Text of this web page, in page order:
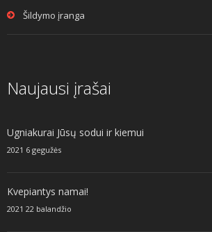
Šildymo įranga
Naujausi įrašai
Ugniakurai Jūsų sodui ir kiemui
2021 6 gegužės
Kvepiantys namai!
2021 22 balandžio